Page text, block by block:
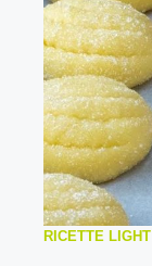
RICETTE LIGHT